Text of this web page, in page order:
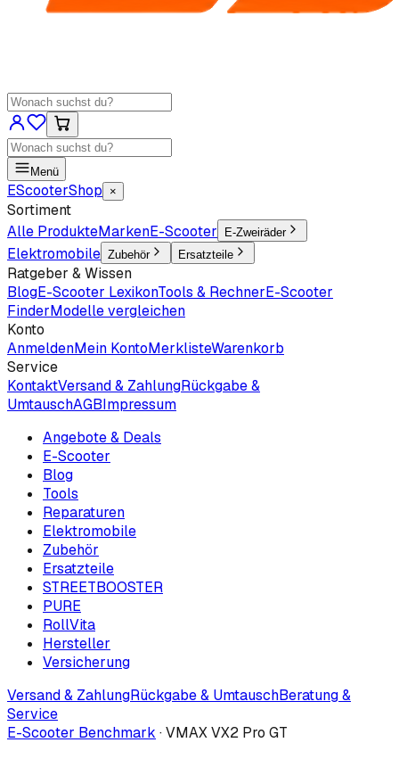
Menü
EScooterShop ×
Sortiment
Alle ProdukteMarkenE-Scooter E-Zweiräder
Elektromobile Zubehör Ersatzteile
Ratgeber & Wissen
BlogE-Scooter LexikonTools & RechnerE-Scooter
FinderModelle vergleichen
Konto
AnmeldenMein KontoMerklisteWarenkorb
Service
KontaktVersand & ZahlungRückgabe &
UmtauschAGBImpressum
Angebote & Deals
E-Scooter
Blog
Tools
Reparaturen
Elektromobile
Zubehör
Ersatzteile
STREETBOOSTER
PURE
RollVita
Hersteller
Versicherung
Versand & ZahlungRückgabe & UmtauschBeratung &
Service
E-Scooter Benchmark ·VMAX VX2 Pro GT